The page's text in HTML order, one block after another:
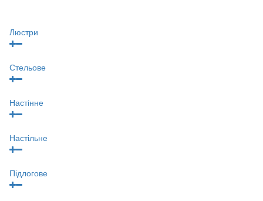
Люстри
Стельове
Настінне
Настільне
Підлогове